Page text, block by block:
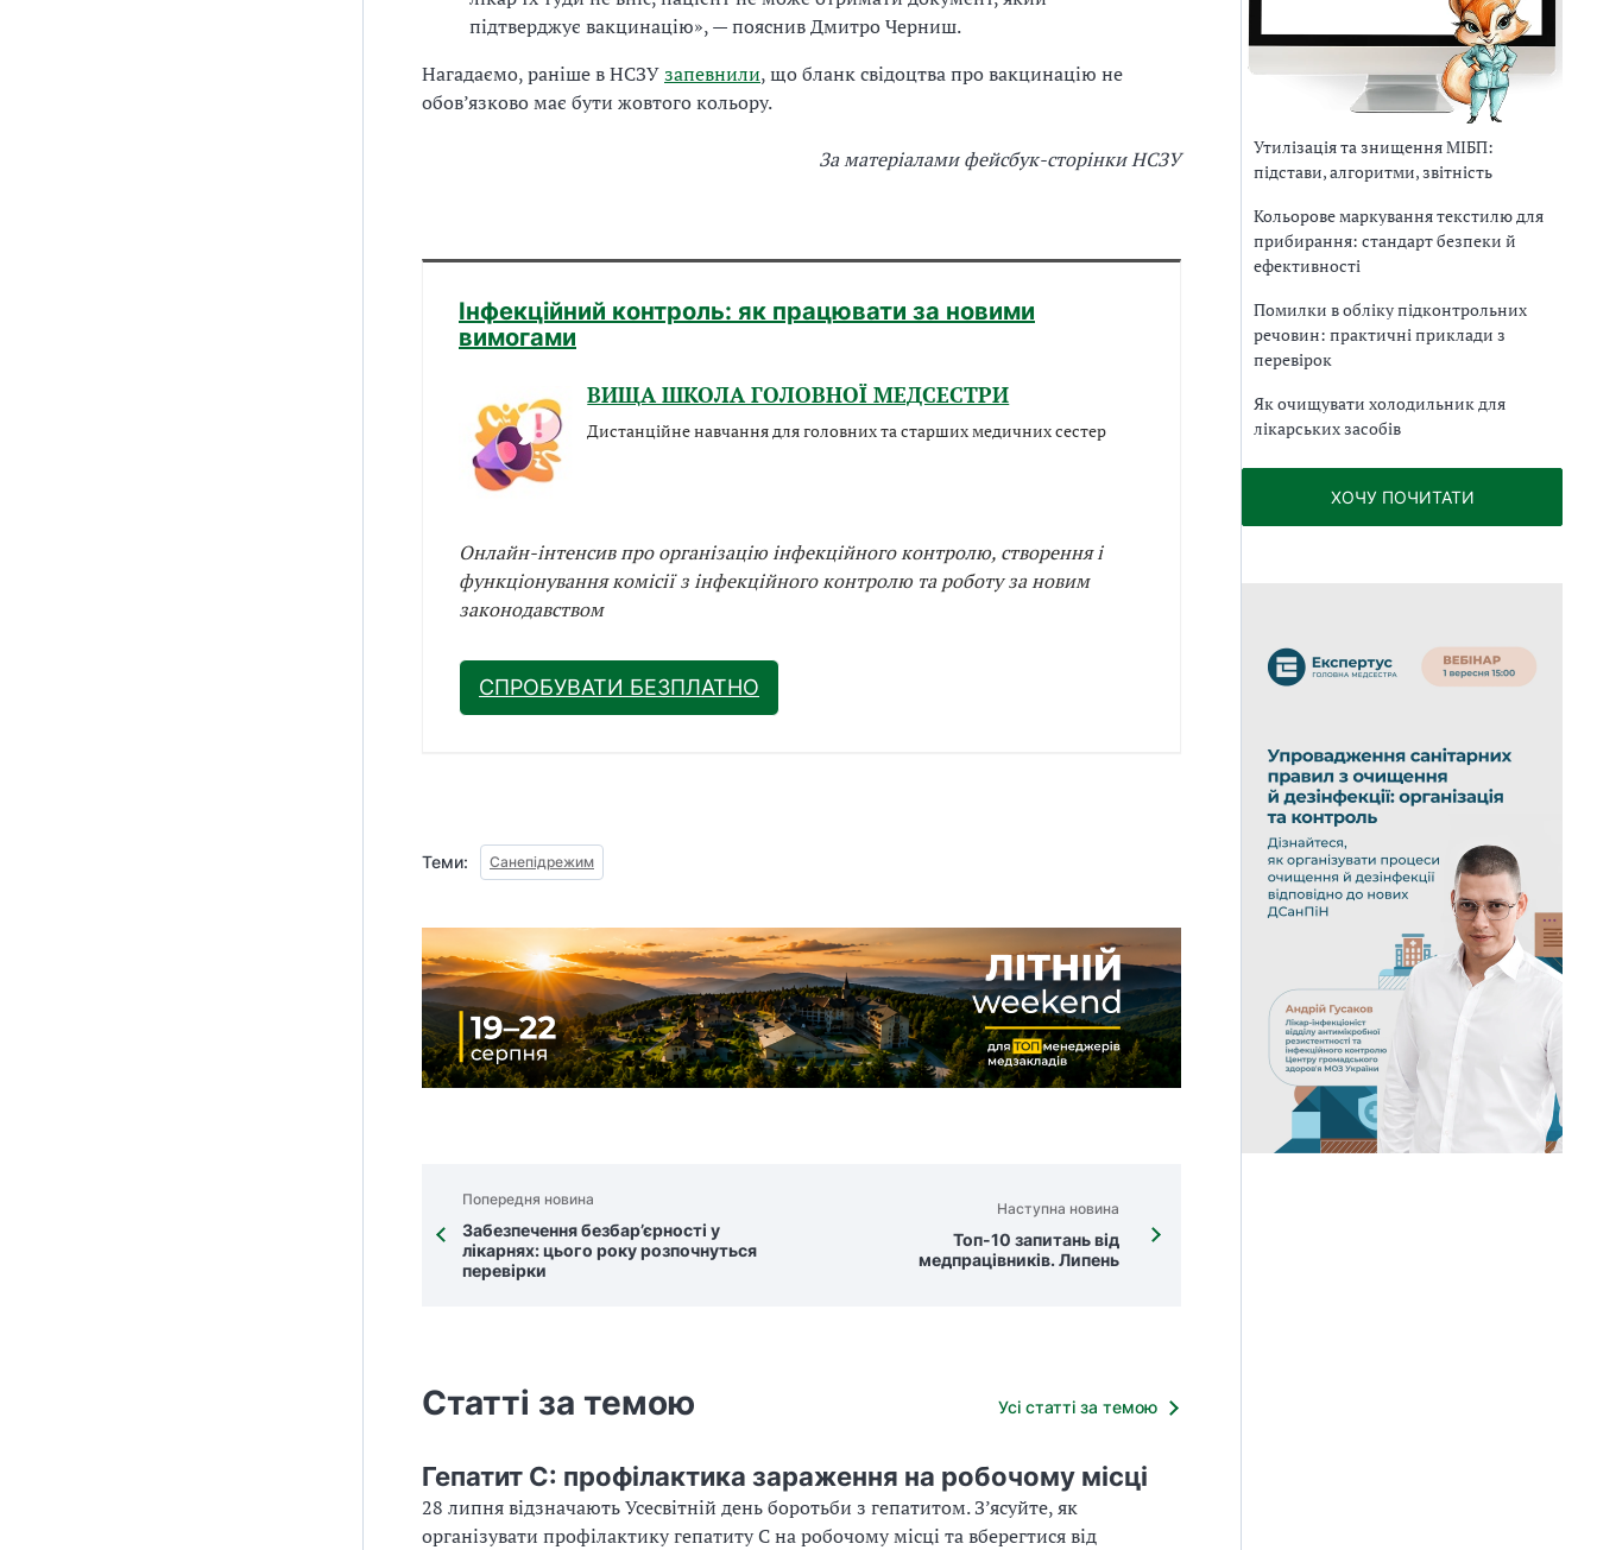
підтверджує вакцинацію», — пояснив Дмитро Черниш.
Нагадаємо, раніше в НСЗУзапевнили, що бланк свідоцтва про вакцинацію не
обов’язково має бути жовтого кольору.
За матеріалами фейсбук-сторінки НСЗУ
Інфекційний контроль: як працювати за новими
вимогами
ВИЩА ШКОЛА ГОЛОВНОЇ МЕДСЕСТРИ
Дистанційне навчання для головних та старших медичних сестер
Онлайн-інтенсив про організацію інфекційного контролю, створення і
функціонування комісії з інфекційного контролю та роботу за новим
законодавством
СПРОБУВАТИ БЕЗПЛАТНО
Теми: Санепідрежим
Попередня новина
Забезпечення безбар’єрності у
лікарнях: цього року розпочнуться
перевірки
Наступна новина
Топ-10 запитань від
медпрацівників. Липень
Статті за темою Усі статті за темою
Гепатит С: профілактика зараження на робочому місці
28 липня відзначають Усесвітній день боротьби з гепатитом. З’ясуйте, як
організувати профілактику гепатиту С на робочому місці та вберегтися від
Утилізація та знищення МІБП:
підстави, алгоритми, звітність
Кольорове маркування текстилю для
прибирання: стандарт безпеки й
ефективності
Помилки в обліку підконтрольних
речовин: практичні приклади з
перевірок
Як очищувати холодильник для
лікарських засобів
ХОЧУ ПОЧИТАТИ